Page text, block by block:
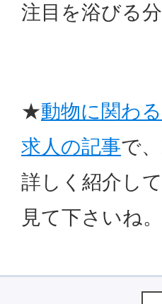
注目を浴びる
★動物に関わ
求人の記事で
詳しく紹介し
見て下さいね。